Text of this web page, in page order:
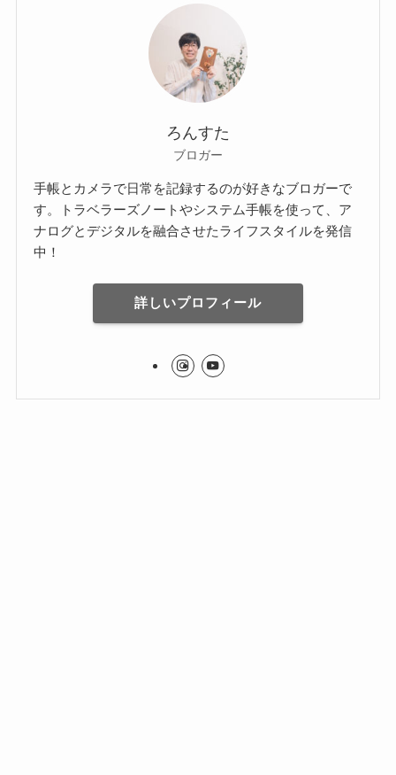
ろんすた
ブロガー
手帳とカメラで日常を記録するのが好きなブロガーで
す。トラベラーズノートやシステム手帳を使って、ア
ナログとデジタルを融合させたライフスタイルを発信
中！
詳しいプロフィール